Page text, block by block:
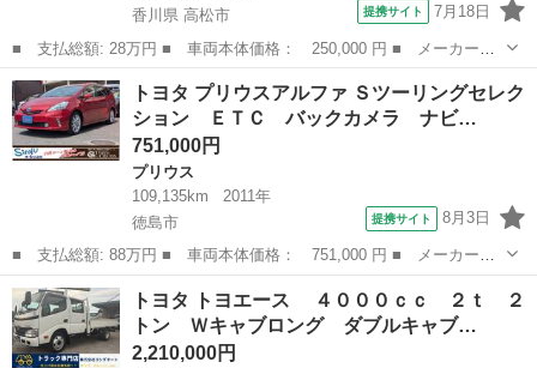
香川県 高松市
提携サイト 7月18日
■ 支払総額: 28万円 ■ 車両本体価格： 250,000 円 ■ メーカー
名： トヨタ ■ 車種名： ピクシスエポック ■ グレード名： Ｘ
■ 排気量： 660cc ■ ドア枚数： 5D ■ ミッション： CVT ■...
香川 高松市 その他
トヨタ プリウスアルファ Ｓツーリングセレク
ション ＥＴＣ バックカメラ ナビ…
751,000円
プリウス
109,135km
2011年
徳島市
提携サイト 8月3日
■ 支払総額: 88万円 ■ 車両本体価格： 751,000 円 ■ メーカー
名： トヨタ ■ 車種名： プリウスアルファ ■ グレード名： Ｓ
ツーリングセレクション ＥＴＣ バックカメラ ナビ アルミホイ
ール スマートキ...
徳島 徳島市 プリウス
トヨタ トヨエース ４０００ｃｃ ２ｔ ２
トン Ｗキャブロング ダブルキャブ…
2,210,000円